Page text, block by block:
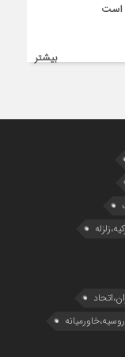
است
بیشتر
روسیه،خاورمیانه